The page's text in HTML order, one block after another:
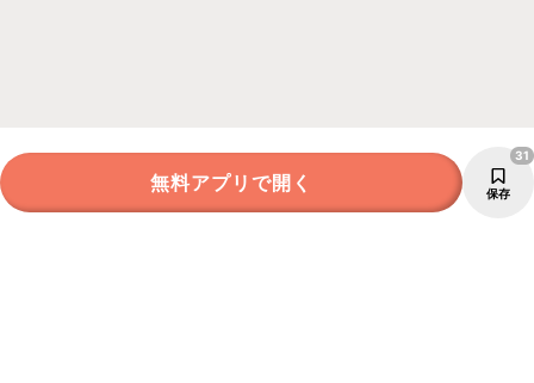
無料アプリで開く 保存
31